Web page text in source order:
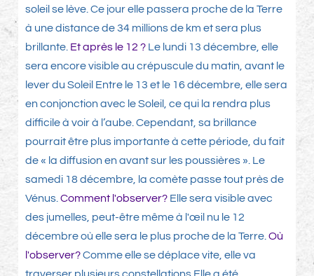
soleil se lève. Ce jour elle passera proche de la Terre
à une distance de 34 millions de km et sera plus
brillante. Et après le 12 ? Le lundi 13 décembre, elle
sera encore visible au crépuscule du matin, avant le
lever du Soleil Entre le 13 et le 16 décembre, elle sera
en conjonction avec le Soleil, ce qui la rendra plus
difficile à voir à l’aube. Cependant, sa brillance
pourrait être plus importante à cette période, du fait
de « la diffusion en avant sur les poussières ». Le
samedi 18 décembre, la comète passe tout près de
Vénus.Comment l'observer? Elle sera visible avec
des jumelles, peut-être même à l'œil nu le 12
décembre où elle sera le plus proche de la Terre.Où
l'observer?Comme elle se déplace vite, elle va